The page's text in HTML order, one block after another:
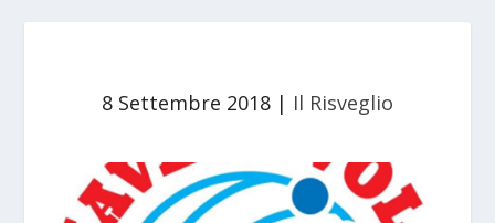
8 Settembre 2018 | Il Risveglio